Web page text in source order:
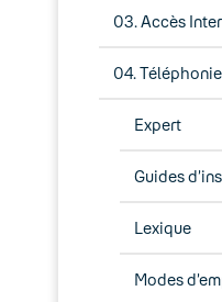
03. Accès
04.
Expert
Guides
Lexique
Modes